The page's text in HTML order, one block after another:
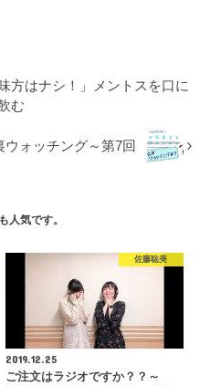
方はナシ！」メントスを口に
む
ォッチング～第7回
人気です。
佐藤聡美
2019.12.25
ご注文はラジオですか？？～